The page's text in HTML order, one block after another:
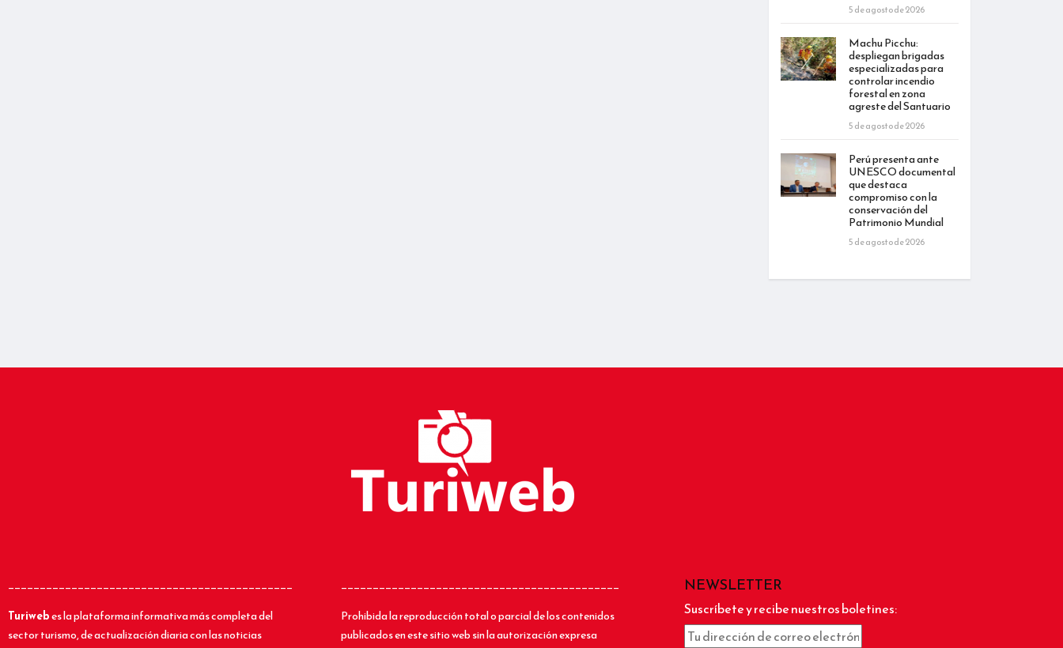
5 de agosto de 2026
Machu Picchu:
despliegan brigadas
especializadas para
controlar incendio
forestal en zona
agreste del Santuario
5 de agosto de 2026
Perú presenta ante
UNESCO documental
que destaca
compromiso con la
conservación del
Patrimonio Mundial
5 de agosto de 2026
_____________________________________________
Turiwebes la plataforma informativa más completa del
sector turismo, de actualización diaria con las noticias
____________________________________________
Prohibida la reproducción total o parcial de los contenidos
publicados en este sitio web sin la autorización expresa
NEWSLETTER
Suscríbete y recibe nuestros boletines: